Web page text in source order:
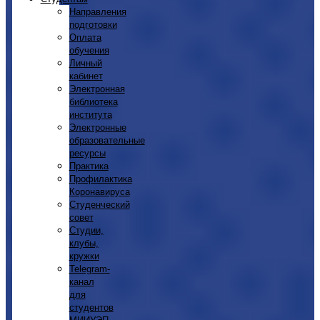
Направления
подготовки
Оплата
обучения
Личный
кабинет
Электронная
библиотека
института
Электронные
образовательные
ресурсы
Практика
Профилактика
Коронавируса
Студенческий
совет
Студии,
клубы,
кружки
Telegram-
канал
для
студентов